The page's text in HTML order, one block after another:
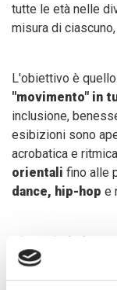
tutte le età nelle
misura di
L'obiettivo è
"movimento" in
inclusione,
esibizioni sono
acrobatica e
orientali fino alle
dance, hip-hop e
l'Uisp vuole
nord del Libano,